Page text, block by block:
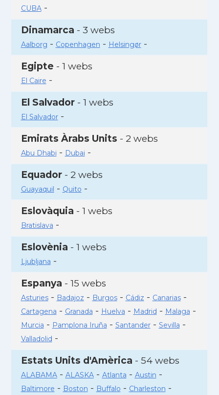
CUBA-
Dinamarca - 3 webs
Aalborg - Copenhagen - Helsingør-
Egipte - 1 webs
El Caire -
El Salvador- 1 webs
El Salvador-
Emirats Àrabs Units - 2 webs
Abu Dhabi - Dubai -
Equador- 2 webs
Guayaquil - Quito -
Eslovàquia - 1 webs
Bratislava -
Eslovènia - 1 webs
Ljubljana -
Espanya - 15 webs
Asturies- Badajoz - Burgos- Cádiz - Canarias-
Cartagena - Granada - Huelva - Madrid - Malaga -
Murcia - Pamplona Iruña - Santander- Sevilla -
Valladolid -
Estats Units d'Amèrica - 54 webs
ALABAMA- ALASKA- Atlanta - Austin -
Baltimore - Boston - Buffalo - Charleston -